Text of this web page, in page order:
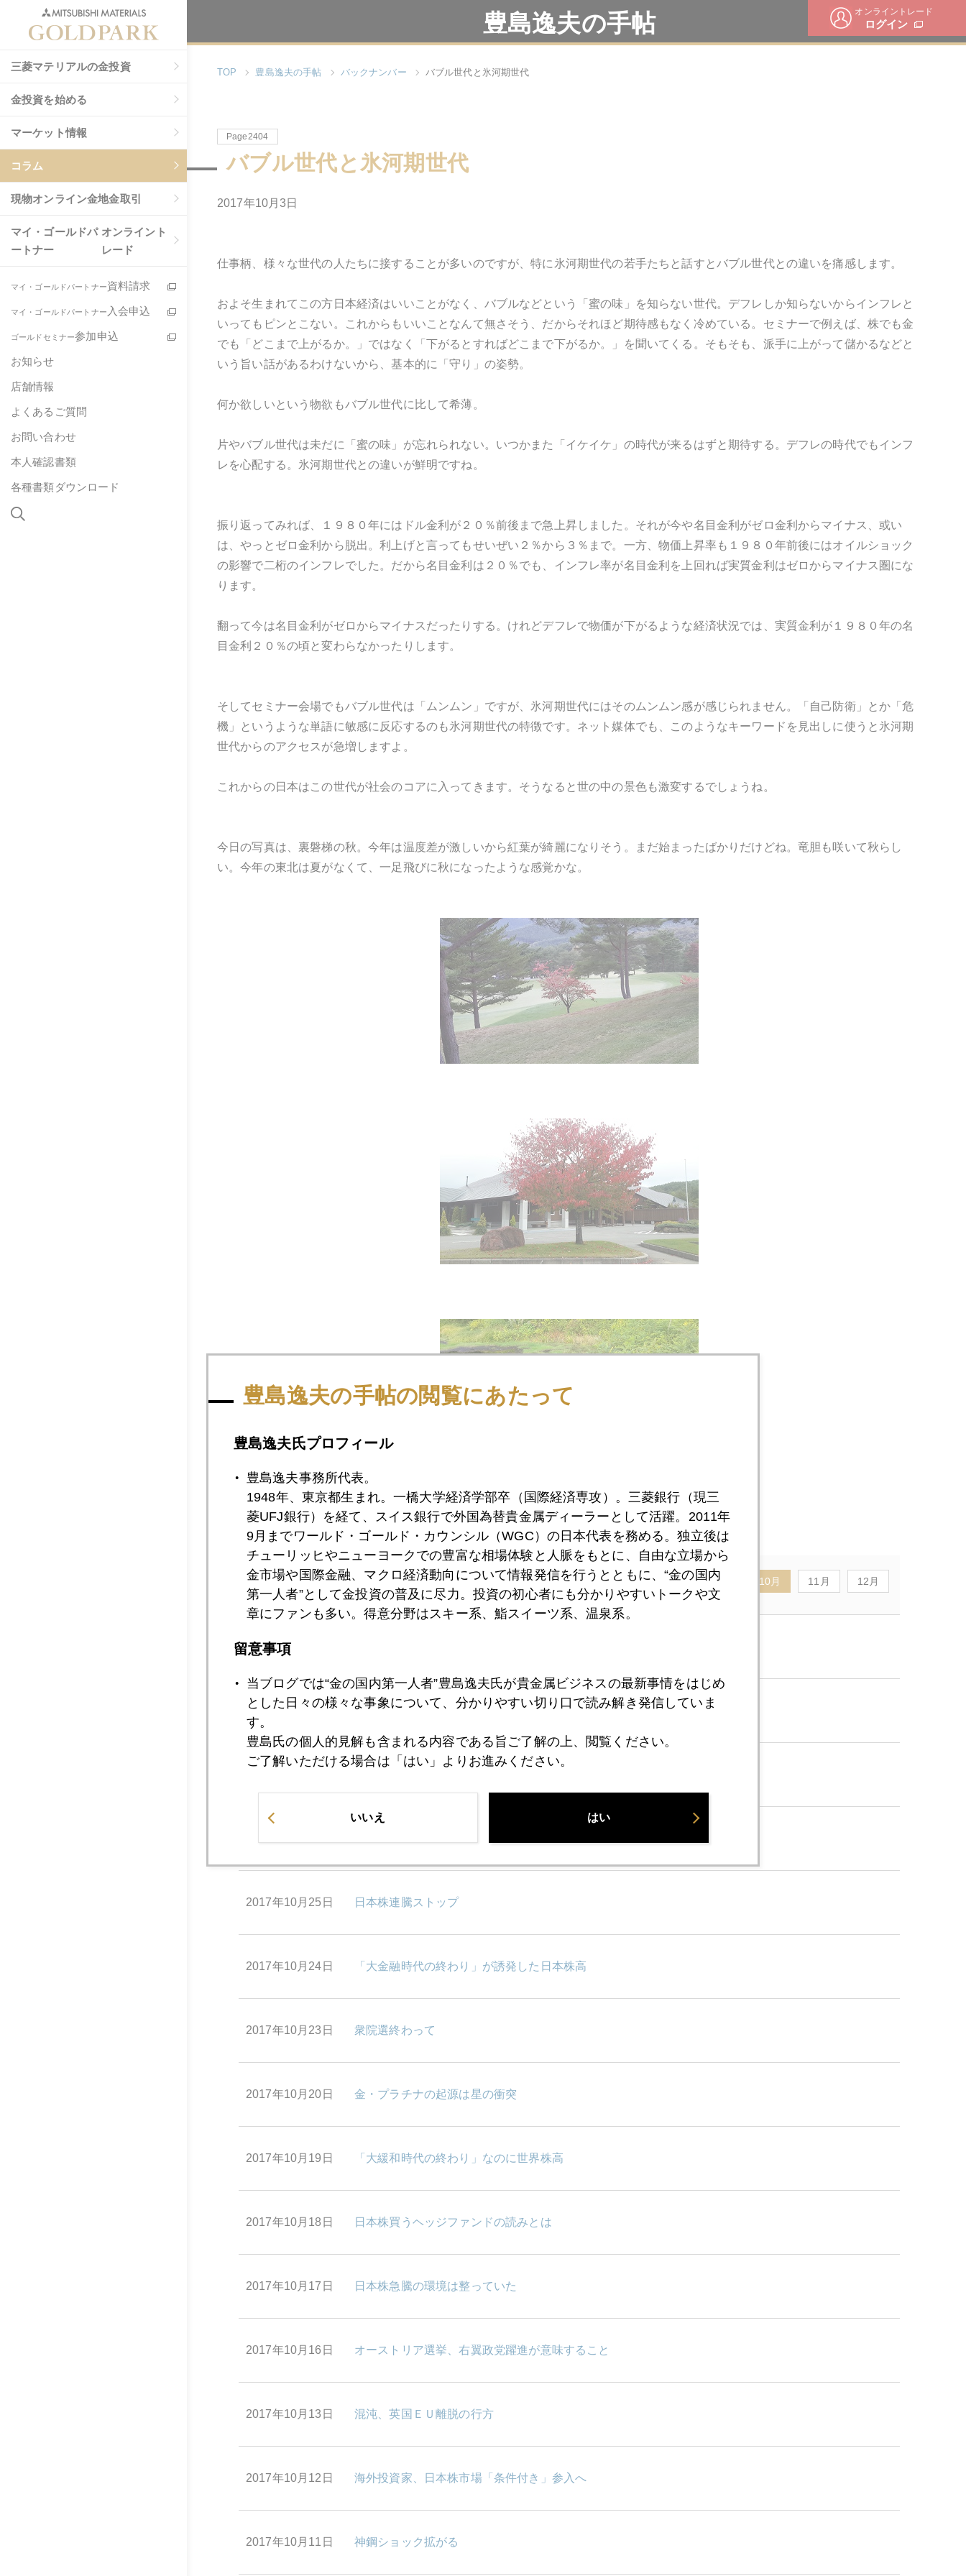
オンライントレード
ログイン
三菱マテリアルの金投資
金投資を始める
マーケット情報
コラム
現物オンライン金地金取引
マイ・ゴールドパ
ートナー
オンライント
レード
マイ・ゴールドパートナー資料請求
マイ・ゴールドパートナー 入会申込
ゴールドセミナー参加申込
お知らせ
店舗情報
よくあるご質問
お問い合わせ
本人確認書類
各種書類ダウンロード
豊島逸夫の手帖
TOP 豊島逸夫の手帖 バックナンバー バブル世代と氷河期世代
Page2404
バブル世代と氷河期世代
2017年10月3日
仕事柄、様々な世代の人たちに接することが多いのですが、特に氷河期世代の若手たちと話すとバブル世代との違いを痛感します。
およそ生まれてこの方日本経済はいいことがなく、バブルなどという「蜜の味」を知らない世代。デフレしか知らないからインフレと
いってもピンとこない。これからもいいことなんて無さそう、だからそれほど期待感もなく冷めている。セミナーで例えば、株でも金
でも「どこまで上がるか。」ではなく「下がるとすればどこまで下がるか。」を聞いてくる。そもそも、派手に上がって儲かるなどと
いう旨い話があるわけないから、基本的に「守り」の姿勢。
何か欲しいという物欲もバブル世代に比して希薄。
片やバブル世代は未だに「蜜の味」が忘れられない。いつかまた「イケイケ」の時代が来るはずと期待する。デフレの時代でもインフ
レを心配する。氷河期世代との違いが鮮明ですね。
振り返ってみれば、１９８０年にはドル金利が２０％前後まで急上昇しました。それが今や名目金利がゼロ金利からマイナス、或い
は、やっとゼロ金利から脱出。利上げと言ってもせいぜい２％から３％まで。一方、物価上昇率も１９８０年前後にはオイルショック
の影響で二桁のインフレでした。だから名目金利は２０％でも、インフレ率が名目金利を上回れば実質金利はゼロからマイナス圏にな
ります。
翻って今は名目金利がゼロからマイナスだったりする。けれどデフレで物価が下がるような経済状況では、実質金利が１９８０年の名
目金利２０％の頃と変わらなかったりします。
そしてセミナー会場でもバブル世代は「ムンムン」ですが、氷河期世代にはそのムンムン感が感じられません。「自己防衛」とか「危
機」というような単語に敏感に反応するのも氷河期世代の特徴です。ネット媒体でも、このようなキーワードを見出しに使うと氷河期
世代からのアクセスが急増しますよ。
これからの日本はこの世代が社会のコアに入ってきます。そうなると世の中の景色も激変するでしょうね。
今日の写真は、裏磐梯の秋。今年は温度差が激しいから紅葉が綺麗になりそう。まだ始まったばかりだけどね。竜胆も咲いて秋らし
い。今年の東北は夏がなくて、一足飛びに秋になったような感覚かな。
2017年 1月 2月 3月 4月 5月 6月 7月 8月 9月 10月 11月 12月
2017年10月31日
2017年10月30日 危ない世界バブル
2017年10月25日 日本株連騰ストップ
2017年10月24日 「大金融時代の終わり」が誘発した日本株高
2017年10月23日 衆院選終わって
2017年10月20日 金・プラチナの起源は星の衝突
2017年10月19日 「大緩和時代の終わり」なのに世界株高
2017年10月18日 日本株買うヘッジファンドの読みとは
2017年10月17日 日本株急騰の環境は整っていた
2017年10月16日 オーストリア選挙、右翼政党躍進が意味すること
2017年10月13日 混沌、英国ＥＵ離脱の行方
2017年10月12日 海外投資家、日本株市場「条件付き」参入へ
2017年10月11日 神鋼ショック拡がる
豊島逸夫の手帖の閲覧にあたって
豊島逸夫氏プロフィール
豊島逸夫事務所代表。
1948年、東京都生まれ。一橋大学経済学部卒（国際経済専攻）。三菱銀行（現三
菱UFJ銀行）を経て、スイス銀行で外国為替貴金属ディーラーとして活躍。2011年
9月までワールド・ゴールド・カウンシル（WGC）の日本代表を務める。独立後は
チューリッヒやニューヨークでの豊富な相場体験と人脈をもとに、自由な立場から
金市場や国際金融、マクロ経済動向について情報発信を行うとともに、“金の国内
第一人者”として金投資の普及に尽力。投資の初心者にも分かりやすいトークや文
章にファンも多い。得意分野はスキー系、鮨スイーツ系、温泉系。
留意事項
当ブログでは“金の国内第一人者”豊島逸夫氏が貴金属ビジネスの最新事情をはじめ
とした日々の様々な事象について、分かりやすい切り口で読み解き発信していま
す。
豊島氏の個人的見解も含まれる内容である旨ご了解の上、閲覧ください。
ご了解いただける場合は「はい」よりお進みください。
いいえ はい